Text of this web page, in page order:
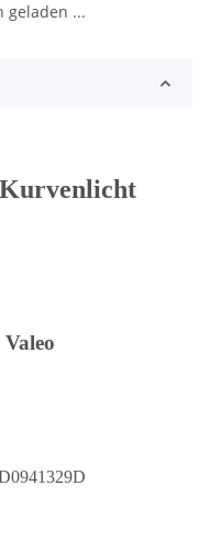
geladen ...